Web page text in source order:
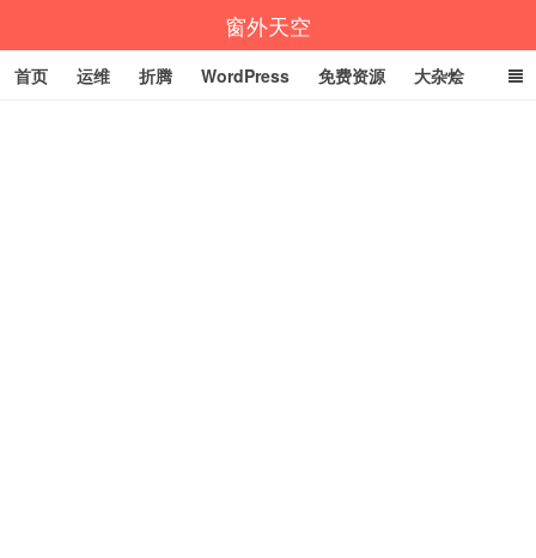
窗外天空
首页 运维 折腾 WordPress 免费资源 大杂烩